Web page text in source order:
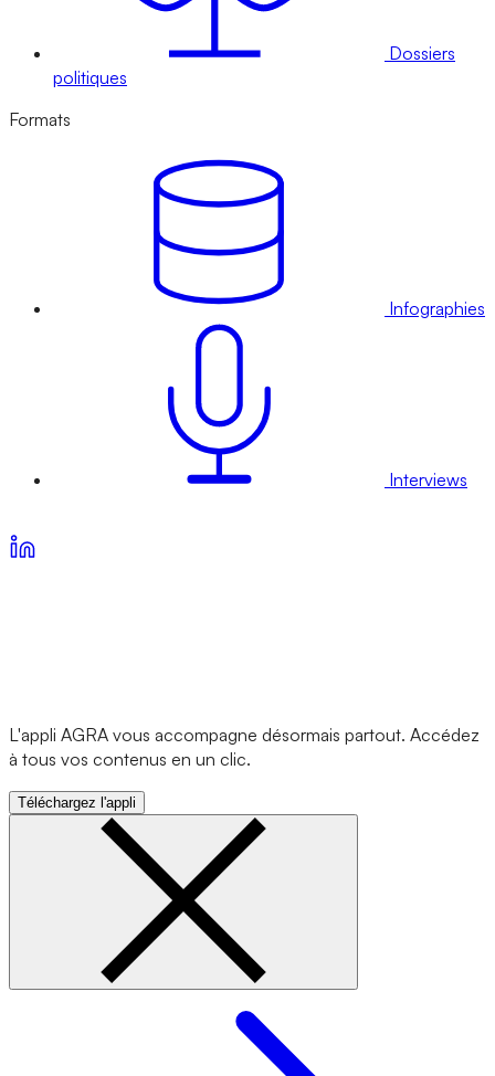
Dossiers
politiques
Formats
Infographies
Interviews
L'appli AGRA vous accompagne désormais partout. Accédez
à tous vos contenus en un clic.
Téléchargez l'appli